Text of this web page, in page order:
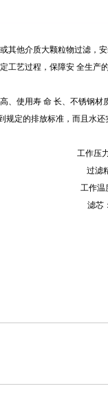
其他介质大颗粒物过滤，
工艺过程，保障安 全生产的
、使用寿 命 长、不锈钢
定的排放标准，而且水
作压力：
过滤精度：
体等 工作温度：-
316L 滤芯：冲孔